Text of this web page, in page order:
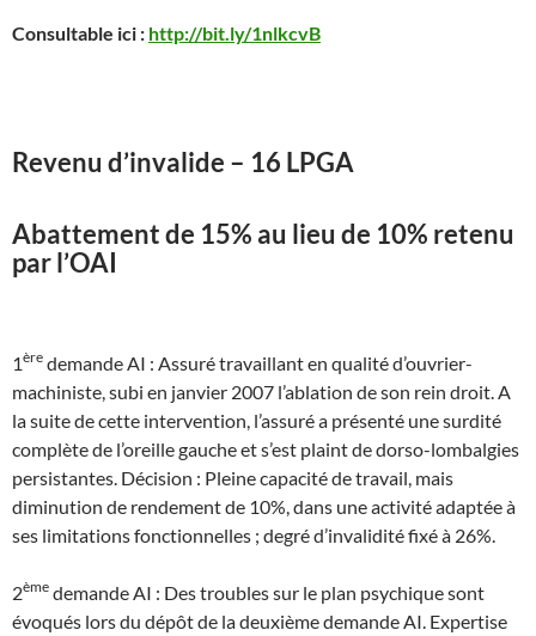
Consultable ici : http://bit.ly/1nlkcvB
Revenu d’invalide – 16 LPGA
Abattement de 15% au lieu de 10% retenu
par l’OAI
1ère demande AI : Assuré travaillant en qualité d’ouvrier-
machiniste, subi en janvier 2007 l’ablation de son rein droit. A
la suite de cette intervention, l’assuré a présenté une surdité
complète de l’oreille gauche et s’est plaint de dorso-lombalgies
persistantes. Décision : Pleine capacité de travail, mais
diminution de rendement de 10%, dans une activité adaptée à
ses limitations fonctionnelles ; degré d’invalidité fixé à 26%.
2ème demande AI : Des troubles sur le plan psychique sont
évoqués lors du dépôt de la deuxième demande AI. Expertise